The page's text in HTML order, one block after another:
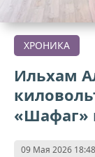
ХРОНИКА
Ильхам
«Шафаг»
09 Мая 2026 18:48